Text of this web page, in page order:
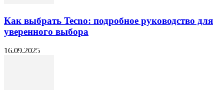
Как выбрать Tecno: подробное руководство для
уверенного выбора
16.09.2025